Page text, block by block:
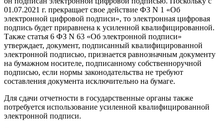
01.07.2021 г. прекращает свое действие ФЗ N 1 «Об
электронной цифровой подписи», то электронная цифровая
подпись будет приравнена к усиленной квалифицированной.
Также статья 6 ФЗ N 63 «Об электронной подписи»
утверждает, документ, подписанный квалифицированной
электронной подписью, признается равнозначным документу
на бумажном носителе, подписанному собственноручной
подписью, если нормы законодательства не требуют
составления документа исключительно на бумаге.
Для сдачи отчетности в государственные органы также
потребуется использование усиленной квалифицированной
электронной подписи.